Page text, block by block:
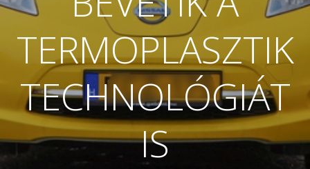
TERMOPLASZTIK
TECHNOLÓGIÁT
IS